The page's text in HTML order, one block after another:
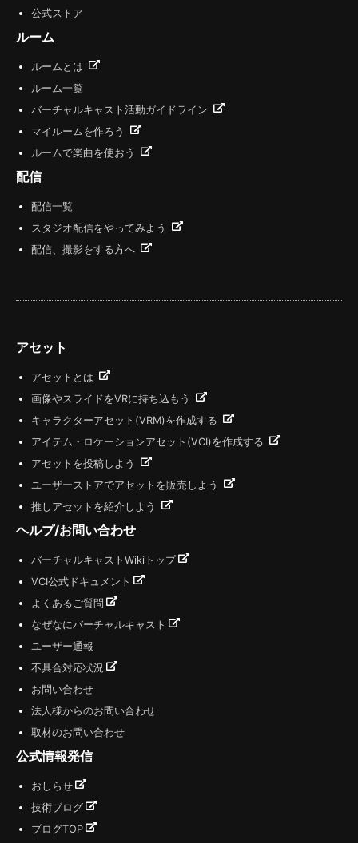
公式ストア
ルーム
ルームとは
ルーム一覧
バーチャルキャスト活動ガイドライン
マイルームを作ろう
ルームで楽曲を使おう
配信
配信一覧
スタジオ配信をやってみよう
配信、撮影をする方へ
アセット
アセットとは
画像やスライドをVRに持ち込もう
キャラクターアセット(VRM)を作成する
アイテム・ロケーションアセット(VCI)を作成する
アセットを投稿しよう
ユーザーストアでアセットを販売しよう
推しアセットを紹介しよう
ヘルプ/お問い合わせ
バーチャルキャストWikiトップ
VCI公式ドキュメント
よくあるご質問
なぜなにバーチャルキャスト
ユーザー通報
不具合対応状況
お問い合わせ
法人様からのお問い合わせ
取材のお問い合わせ
公式情報発信
おしらせ
技術ブログ
ブログTOP